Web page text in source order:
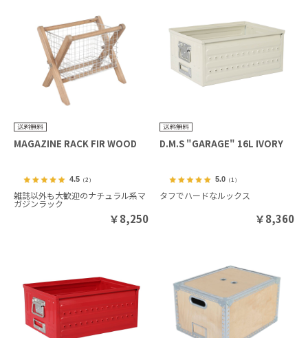
MAGAZINE RACK FIR WOOD
4.5（2）
雑誌以外も大歓迎のナチュラル系マ
ガジンラック
￥8,250
D.M.S "GARAGE" 16L IVORY
5.0 （1）
タフでハードなルックス
￥8,360